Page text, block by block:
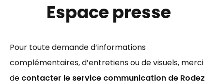
Espace presse
Pour toute demande d’informations
complémentaires, d’entretiens ou de visuels, merci
de contacter le service communication de Rodez